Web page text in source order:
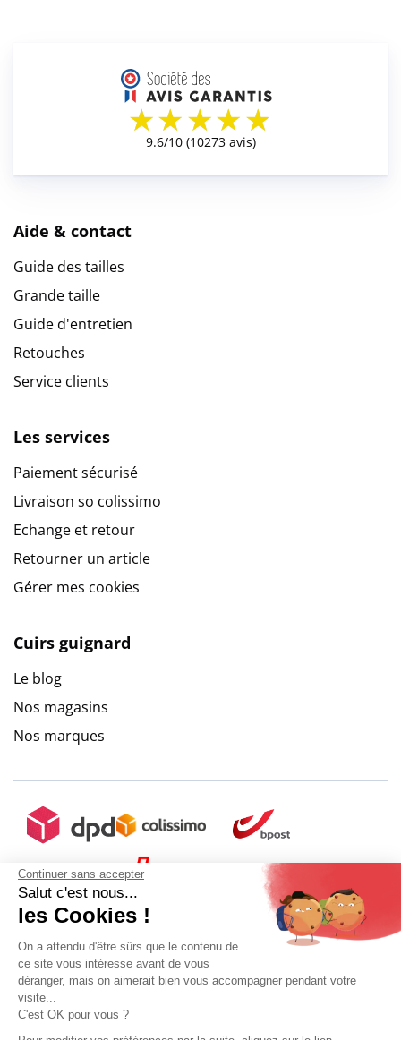
Continuer sans accepter
Salut c'est nous...
les Cookies !
On a attendu d'être sûrs que le contenu de
ce site vous intéresse avant de vous
déranger, mais on aimerait bien vous accompagner pendant votre
visite...
C'est OK pour vous ?
Aide & contact
Guide des tailles
Grande taille
Guide d'entretien
Retouches
Service clients
Les services
Paiement sécurisé
Livraison so colissimo
Echange et retour
Retourner un article
Gérer mes cookies
Cuirs guignard
Le blog
Nos magasins
Nos marques